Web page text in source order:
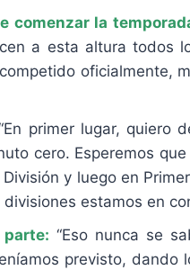
comenzar la
a esta altura todos
oficialmente,
primer lugar, quiero
cero. Esperemos
y luego en
estamos en
“Eso nunca se
previsto,